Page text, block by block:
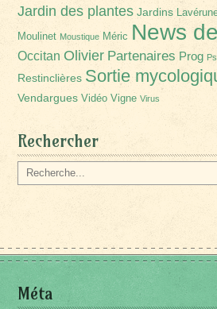
Jardin des plantes Jardins
Moulinet Moustique Méric News
Occitan Olivier Partenaires Prog
Restinclières Sortie
Vendargues Vidéo Vigne Virus
Rechercher
Méta